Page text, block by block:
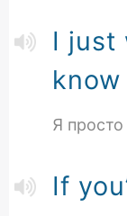
I just
know
Я просто
If